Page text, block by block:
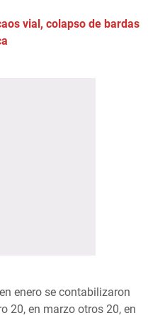
vial, colapso de bardas
enero se contabilizaron
20, en marzo otros 20, en